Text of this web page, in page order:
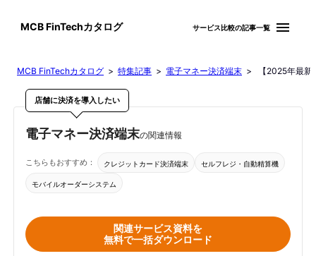
MCB FinTechカタログ サービス比較の記事一覧 menu
MCB FinTechカタログ > 特集記事 > 電子マネー決済端末 > 【2025年最新
店舗に決済を導入したい
電子マネー決済端末の関連情報
こちらもおすすめ： クレジットカード決済端末 セルフレジ・自動精算機
モバイルオーダーシステム
関連サービス資料を
無料で一括ダウンロード